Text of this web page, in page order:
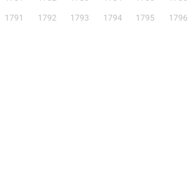
1791 1792 1793 1794 1795 1796